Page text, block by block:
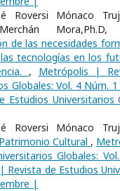
Roversi Mónaco
Mora,Ph.D,
de las necesidades
tecnologías en los
, Metrópolis |
Globales: Vol. 4 Núm.
Estudios Universitarios
Roversi Mónaco
Cultural ,
Globales:
Revista de Estudios
|